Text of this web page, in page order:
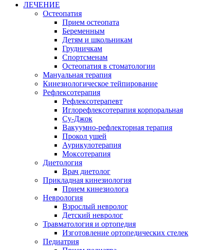
ЛЕЧЕНИЕ
Остеопатия
Прием остеопата
Беременным
Детям и школьникам
Грудничкам
Спортсменам
Остеопатия в стоматологии
Мануальная терапия
Кинезиологическое тейпирование
Рефлексотерапия
Рефлексотерапевт
Иглорефлексотерапия корпоральная
Су-Джок
Вакуумно-рефлекторная терапия
Прокол ушей
Аурикулотерапия
Моксотерапия
Диетология
Врач диетолог
Прикладная кинезиология
Прием кинезиолога
Неврология
Взрослый невролог
Детский невролог
Травматология и ортопедия
Изготовление ортопедических стелек
Педиатрия